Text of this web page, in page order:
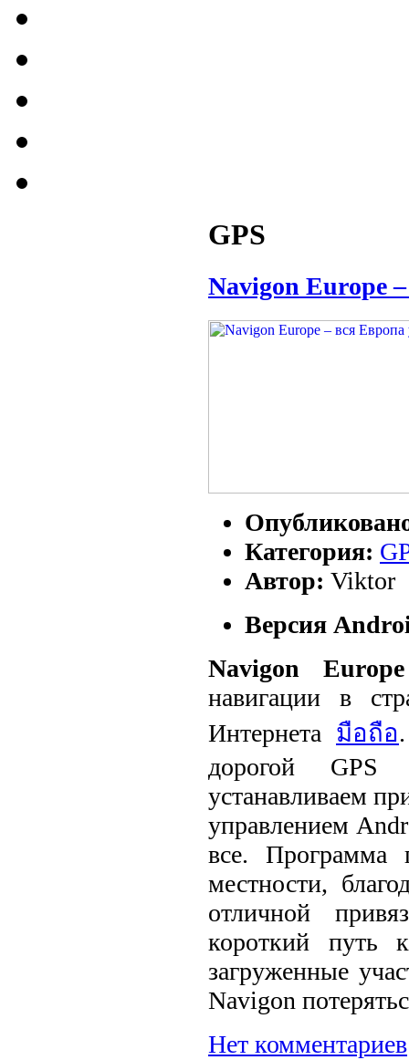
GPS
Navigon Europe
Категория:
Автор: Viktor
Версия
Navigon Europe
навигации в
Интернета มือถือ
дорогой GPS
устанавливаем
управлением
все. Программа
местности,
отличной
короткий путь
загруженные
Navigon
Нет комментариев